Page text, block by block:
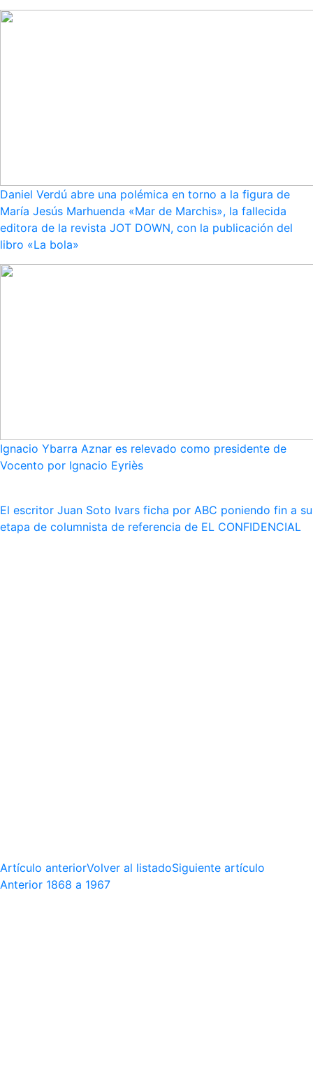
Daniel Verdú abre una polémica en torno a la figura de
María Jesús Marhuenda «Mar de Marchis», la fallecida
editora de la revista JOT DOWN, con la publicación del
libro «La bola»
Ignacio Ybarra Aznar es relevado como presidente de
Vocento por Ignacio Eyriès
El escritor Juan Soto Ivars ficha por ABC poniendo fin a su
etapa de columnista de referencia de EL CONFIDENCIAL
Artículo anteriorVolver al listadoSiguiente artículo
Anterior 1868 a 1967